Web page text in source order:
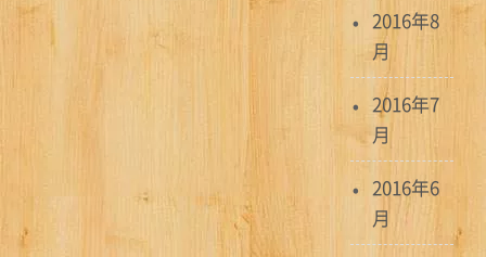
2016年8
月
2016年7
月
2016年6
月